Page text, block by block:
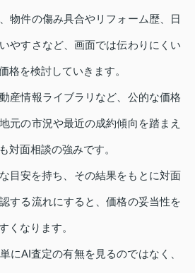
物件の傷み具合やリフォーム歴、日
やすさなど、画面では伝わりにくい
格を検討していきます。
産情報ライブラリなど、公的な価格
元の市況や最近の成約傾向を踏まえ
対面相談の強みです。
目安を持ち、その結果をもとに対面
する流れにすると、価格の妥当性を
くなります。
にAI査定の有無を見るのではなく、